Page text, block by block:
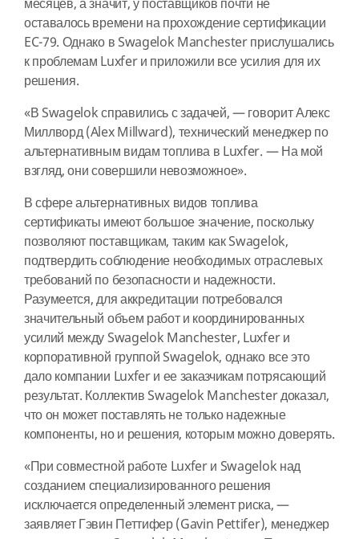
месяцев, а значит, у поставщиков почти не
оставалось времени на прохождение сертификации
EC-79. Однако в Swagelok Manchester прислушались
к проблемам Luxfer и приложили все усилия для их
решения.
«В Swagelok справились с задачей, — говорит Алекс
Миллворд (Alex Millward), технический менеджер по
альтернативным видам топлива в Luxfer. — На мой
взгляд, они совершили невозможное».
В сфере альтернативных видов топлива
сертификаты имеют большое значение, поскольку
позволяют поставщикам, таким как Swagelok,
подтвердить соблюдение необходимых отраслевых
требований по безопасности и надежности.
Разумеется, для аккредитации потребовался
значительный объем работ и координированных
усилий между Swagelok Manchester, Luxfer и
корпоративной группой Swagelok, однако все это
дало компании Luxfer и ее заказчикам потрясающий
результат. Коллектив Swagelok Manchester доказал,
что он может поставлять не только надежные
компоненты, но и решения, которым можно доверять.
«При совместной работе Luxfer и Swagelok над
созданием специализированного решения
исключается определенный элемент риска, —
заявляет Гэвин Петтифер (Gavin Pettifer), менеджер